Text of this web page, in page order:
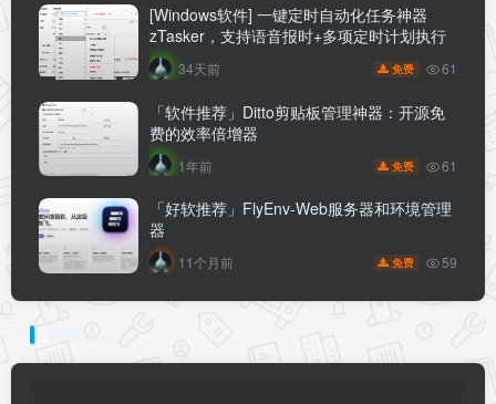
[Windows软件] 一键定时自动化任务神器
zTasker，支持语音报时+多项定时计划执行
34天前 免费 61
「软件推荐」Ditto剪贴板管理神器：开源免
费的效率倍增器
1年前 免费 61
「好软推荐」FlyEnv-Web服务器和环境管理
器
11个月前 免费 59